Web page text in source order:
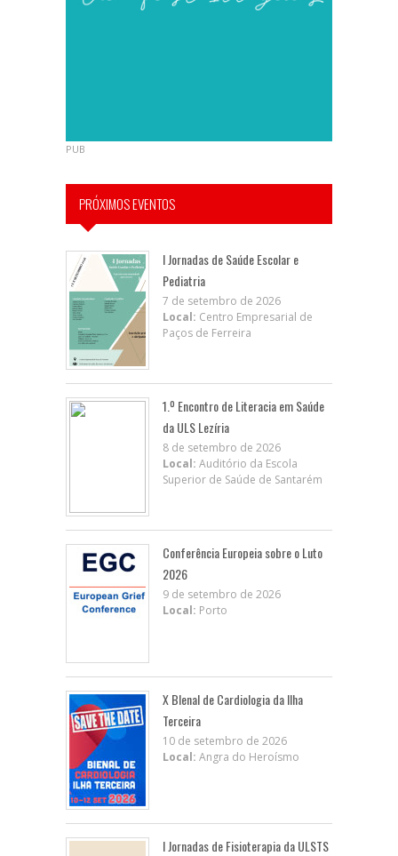
PUB
PRÓXIMOS EVENTOS
I Jornadas de Saúde Escolar e
Pediatria
7 de setembro de 2026
Local: Centro Empresarial de
Paços de Ferreira
1.º Encontro de Literacia em Saúde
da ULS Lezíria
8 de setembro de 2026
Local: Auditório da Escola
Superior de Saúde de Santarém
Conferência Europeia sobre o Luto
2026
9 de setembro de 2026
Local: Porto
X BIenal de Cardiologia da Ilha
Terceira
10 de setembro de 2026
Local: Angra do Heroísmo
I Jornadas de Fisioterapia da ULSTS